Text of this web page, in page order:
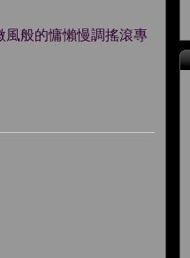
般的慵懶慢調搖滾專